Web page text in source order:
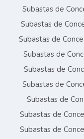
Subastas de
Subastas de
Subastas de
Subastas de
Subastas de
Subastas de
Subastas de
Subastas de
Subastas de